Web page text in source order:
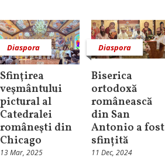
Diaspora
Sfinţirea
veşmântului
pictural al
Catedralei
româneşti din
Chicago
13 Mar, 2025
Diaspora
Biserica
ortodoxă
românească
din San
Antonio a fost
sfințită
11 Dec, 2024